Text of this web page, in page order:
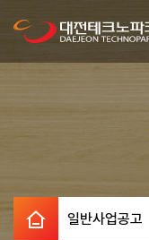
일반사업공고